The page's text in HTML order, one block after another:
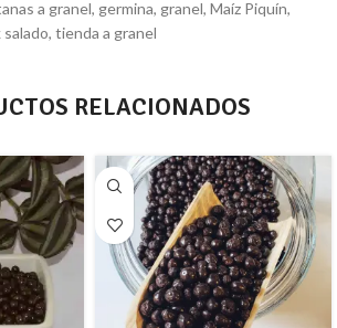
a granel, germina, granel, Maíz Piquín,
salado, tienda a granel
RELACIONADOS